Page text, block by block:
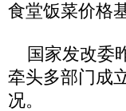
食堂饭菜价格
国家发改委
牵头多部门成
况。